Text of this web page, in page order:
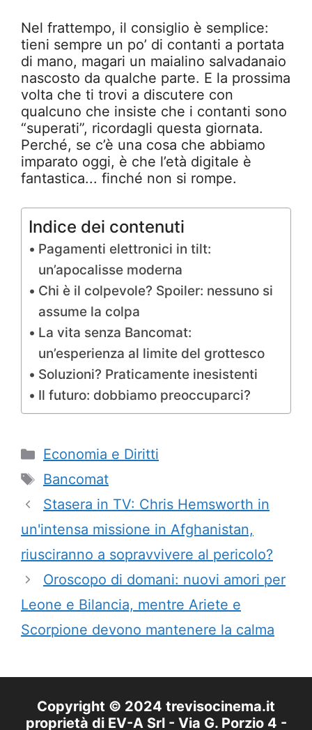
Nel frattempo, il consiglio è semplice:
tieni sempre un po’ di contanti a portata
di mano, magari un maialino salvadanaio
nascosto da qualche parte. E la prossima
volta che ti trovi a discutere con
qualcuno che insiste che i contanti sono
“superati”, ricordagli questa giornata.
Perché, se c’è una cosa che abbiamo
imparato oggi, è che l’età digitale è
fantastica... finché non si rompe.
Indice dei contenuti
Pagamenti elettronici in tilt:
un’apocalisse moderna
Chi è il colpevole? Spoiler: nessuno si
assume la colpa
La vita senza Bancomat:
un’esperienza al limite del grottesco
Soluzioni? Praticamente inesistenti
Il futuro: dobbiamo preoccuparci?
Categorie
Economia e Diritti
Tag
Bancomat
Stasera in TV: Chris Hemsworth in
un'intensa missione in Afghanistan,
riusciranno a sopravvivere al pericolo?
Oroscopo di domani: nuovi amori per
Leone e Bilancia, mentre Ariete e
Scorpione devono mantenere la calma
Copyright © 2024 trevisocinema.it
proprietà di EV-A Srl - Via G. Porzio 4 -